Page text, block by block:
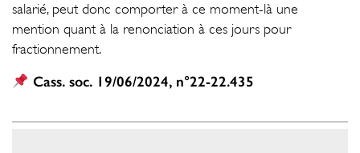
salarié, peut donc comporter à ce moment-là une
mention quant à la renonciation à ces jours pour
fractionnement.
Cass. soc. 19/06/2024, n°22-22.435